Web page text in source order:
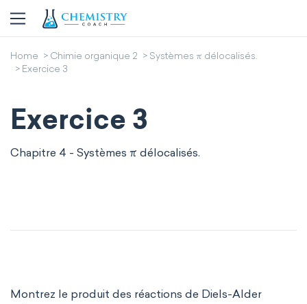
Home Chimie organique 2
Systèmes π délocalisés.
Exercice 3
Exercice 3
Chapitre 4 - Systèmes π délocalisés.
Montrez le produit des réactions de Diels-Alder